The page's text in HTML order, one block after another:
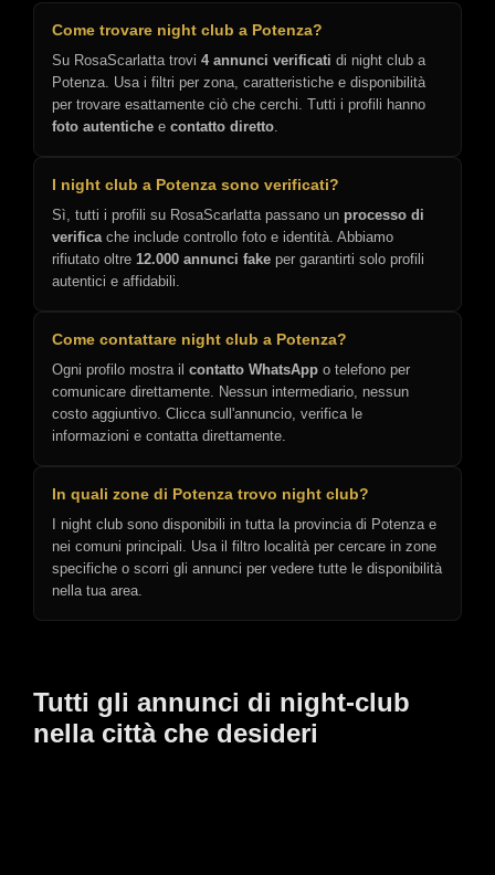
Come trovare night club a Potenza?
Su RosaScarlatta trovi 4 annunci verificati di night club a
Potenza. Usa i filtri per zona, caratteristiche e disponibilità
per trovare esattamente ciò che cerchi. Tutti i profili hanno
foto autentiche e contatto diretto
I night club a Potenza sono verificati?
Sì, tutti i profili su RosaScarlatta passano un processo di
verifica che include controllo foto e identità. Abbiamo
rifiutato oltre 12.000 annunci fake per garantirti solo profili
autentici e affidabili.
Come contattare night club a Potenza?
Ogni profilo mostra il contatto WhatsApp o telefono per
comunicare direttamente. Nessun intermediario, nessun
costo aggiuntivo. Clicca sull'annuncio, verifica le
informazioni e contatta direttamente.
In quali zone di Potenza trovo night club?
I night club sono disponibili in tutta la provincia di Potenza e
nei comuni principali. Usa il filtro località per cercare in zone
specifiche o scorri gli annunci per vedere tutte le disponibilità
nella tua area.
Tutti gli annunci di night-club
nella città che desideri